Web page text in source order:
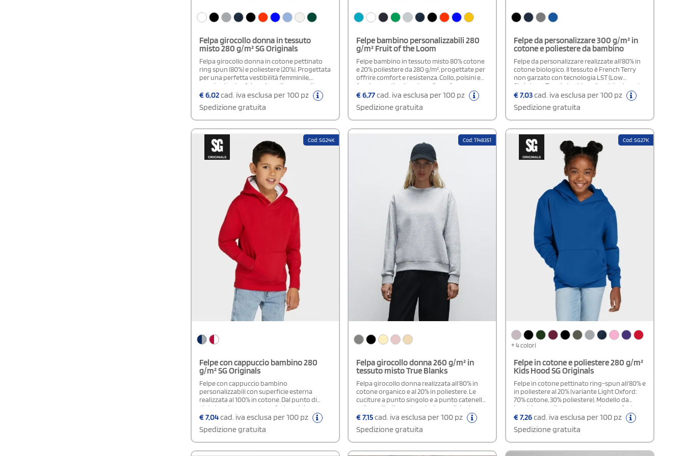
Felpa girocollo donna in tessuto
misto 280 g/m² SG Originals
Felpa girocollo donna in cotone pettinato
ring spun (80%) e poliestere (20%). Progettata
per una perfetta vestibilità femminile,
questa classica felpa girocollo con cuciture
laterali è estremamente versatile. Il taglio e le
finiture di qualità, in particolare la costina sul
collo, sui polsini e sull'orlo, offrono comfort e
assicurano che mantenga la sua forma più a
lungo.Certificazione: OEKO-TEX® standard
100 - Sedex Member Disponibile versione
Uomo e Bambino
€6,02cad. iva esclusa per 100 pz
Spedizione gratuita
Felpe bambino personalizzabili 280
g/m² Fruit of the Loom
Felpe bambino in tessuto misto 80% cotone
e 20% poliestere da 280 g/m², progettate per
offrire comfort e resistenza. Collo, polsini e
fondo a costine in cotone/Lycra®
mantengono la forma nel tempo, mentre la
fettuccia in jersey tono su tono da spalla a
spalla aggiunge robustezza. Un capo dal
taglio classico, ideale per l’uso quotidiano.
€6,77cad. iva esclusa per 100 pz
Spedizione gratuita
Felpe da personalizzare 300 g/m² in
cotone e poliestere da bambino
Felpe da personalizzare realizzate all'80% in
cotone biologico. Il tessuto è French Terry
non garzato con tecnologia LST (Low
Shrinkage Terry) che riduce il restringimento.
Il modello presenta collo, polsini e fondo
capo a costine. Nel colletto è presente un
nastrino di rinforzo con motivo spigato. Sul
davanti del collo è applicata una V
decorativa. Non è presente alcuna etichetta
con il nome del marchio. È indicata solo la
taglia.
€7,03cad. iva esclusa per 100 pz
Spedizione gratuita
Cod: SG24K
Felpe con cappuccio bambino 280
g/m² SG Originals
Felpe con cappuccio bambino
personalizzabili con superficie esterna
realizzata al 100% in cotone. Dal punto di
vista tecnico, presentano fodera del
cappuccio in mesh a colore contrastante e
coordinata alla fodera, per un tocco
moderno e curato nei dettagli. Gli anelli per
auricolari in contrasto facilitano l’utilizzo
€7,04cad. iva esclusa per 100 pz
Spedizione gratuita
Cod: 1148351
Felpa girocollo donna 260 g/m² in
tessuto misto True Blanks
Felpa girocollo donna realizzata all'80% in
cotone organico e al 20% in poliestere. Le
cuciture a punto singolo e a punto catenella
sulla spalla ribassata valorizzano il design,
mentre la fettuccia sul collo e le costine 2x2
assicurano resistenza. Il carré posteriore a
mezzaluna aggiunge un dettaglio elegante.
Realizzata in tessuto morbido e di peso
medio, offre una vestibilità piacevole e
€7,15cad. iva esclusa per 100 pz
Spedizione gratuita
Cod: SG27K
+ 4 colori
Felpe in cotone e poliestere 280 g/m²
Kids Hood SG Originals
Felpe in cotone pettinato ring-spun all'80% e
in poliestere al 20% (variante Light Oxford:
70% cotone, 30% poliestere). Modello da
bambino studiato per garantire comfort e
resistenza nel tempo. La superficie esterna al
100% in cotone assicura una stampa più
nitida e colori brillanti, oltre a una piacevole
sensazione di morbidezza al tatto. Questa
felpa personalizzabile presenta una pratica
€7,26cad. iva esclusa per 100 pz
Spedizione gratuita